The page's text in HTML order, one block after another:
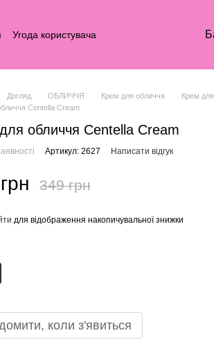
Угода користувача
Догляд ОБЛИЧЧЯ Крем для обличчя
Крем
Centella Cream
обличчя Centella Cream
Артикул: 2627 Написати відгук
349 грн
для відображення накопичувальної знижки
коли з'явиться